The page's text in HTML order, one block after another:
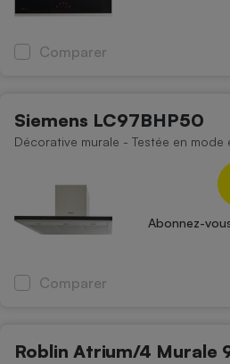
Comparer
Siemens LC97BHP50
Décorative murale - Testée en mode
Abonnez-
Comparer
Roblin Atrium/4 Murale